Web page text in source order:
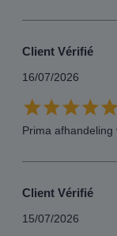
Client Vérifié
16/07/2026
Prima afhandeling
Client Vérifié
15/07/2026